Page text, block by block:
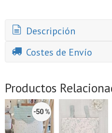
Descripción
Costes de Envío
Productos
-50 %